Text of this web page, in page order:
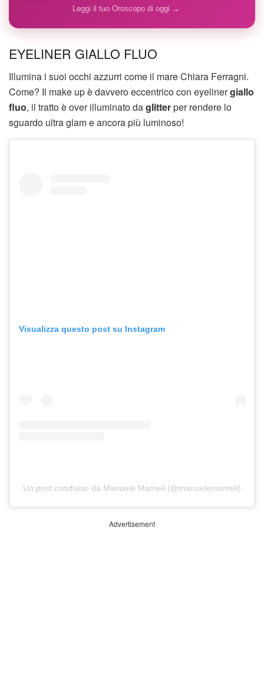
Leggi il tuo Oroscopo di oggi →
EYELINER GIALLO FLUO
Illumina i suoi occhi azzurri come il mare Chiara Ferragni.
Come? Il make up è davvero eccentrico con eyelinergiallo
fluo, il tratto è over illuminato daglitterper rendere lo
sguardo ultra glam e ancora più luminoso!
Visualizza questo post su Instagram
Un post condiviso da Manuele Mameli (@manuelemameli)
Advertisement